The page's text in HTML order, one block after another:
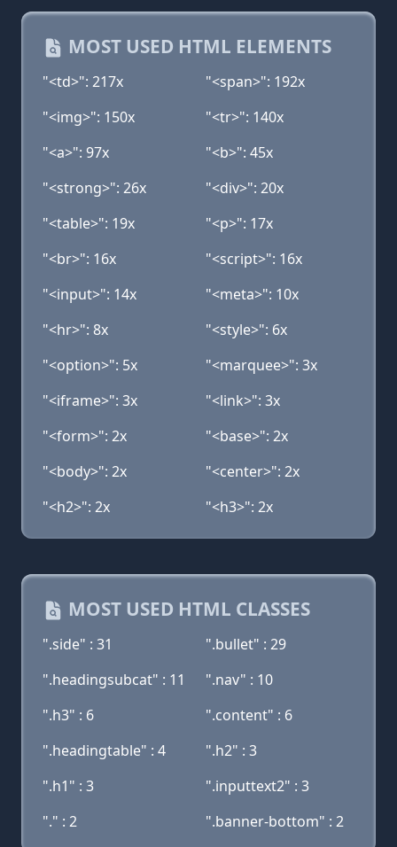
MOST USED HTML ELEMENTS
"<td>": 217x
"<span>": 192x
"<img>": 150x
"<tr>": 140x
"<a>": 97x
"<b>": 45x
"<strong>": 26x
"<div>": 20x
"<table>": 19x
"<p>": 17x
"<br>": 16x
"<script>": 16x
"<input>": 14x
"<meta>": 10x
"<hr>": 8x
"<style>": 6x
"<option>": 5x
"<marquee>": 3x
"<iframe>": 3x
"<link>": 3x
"<form>": 2x
"<base>": 2x
"<body>": 2x
"<center>": 2x
"<h2>": 2x
"<h3>": 2x
MOST USED HTML CLASSES
".side" : 31
".bullet" : 29
".headingsubcat" : 11
".nav" : 10
".h3" : 6
".content" : 6
".headingtable" : 4
".h2" : 3
".h1" : 3
".inputtext2" : 3
"." : 2
".banner-bottom" : 2